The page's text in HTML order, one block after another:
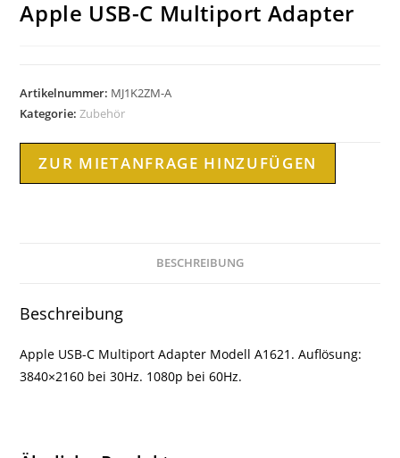
Apple USB-C Multiport Adapter
Artikelnummer: MJ1K2ZM-A
Kategorie:Zubehör
ZUR MIETANFRAGE HINZUFÜGEN
BESCHREIBUNG
Beschreibung
Apple USB-C Multiport Adapter Modell A1621. Auflösung:
3840×2160 bei 30Hz. 1080p bei 60Hz.